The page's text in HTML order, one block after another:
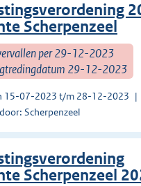
Scherpenzeel
per 29-12-2023
29-12-2023
15-07-2023 t/m 28-12-2023
Scherpenzeel
Scherpenzeel